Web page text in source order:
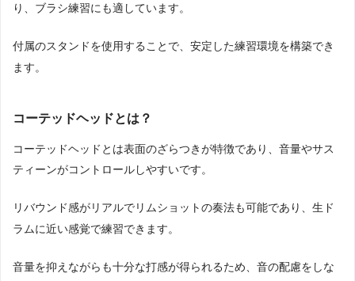
り、ブラシ練習にも適しています。
付属のスタンドを使用することで、安定した練習環境を構築でき
ます。
コーテッドヘッドとは？
コーテッドヘッドとは表面のざらつきが特徴であり、音量やサス
ティーンがコントロールしやすいです。
リバウンド感がリアルでリムショットの奏法も可能であり、生ド
ラムに近い感覚で練習できます。
音量を抑えながらも十分な打感が得られるため、音の配慮をしな